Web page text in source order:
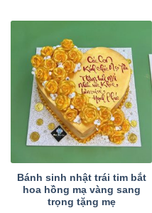
Bánh sinh nhật trái tim bắt
hoa hồng mạ vàng sang
trọng tặng mẹ